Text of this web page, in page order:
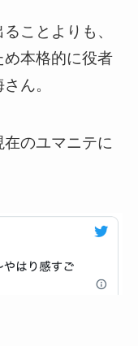
ことよりも、
本格的に役者
ん。
のユマニテに